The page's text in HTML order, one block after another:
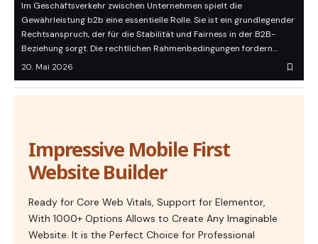
Im Geschäftsverkehr zwischen Unternehmen spielt die
Gewährleistung b2b eine essentielle Rolle. Sie ist ein grundlegender
Rechtsanspruch, der für die Stabilität und Fairness in der B2B-
Beziehung sorgt. Die rechtlichen Rahmenbedingungen fordern…
20. Mai 2026
Impressive Mobile First
Website Builder
Ready for Core Web Vitals, Support for Elementor,
With 1000+ Options Allows to Create Any Imaginable
Website. It is the Perfect Choice for Professional